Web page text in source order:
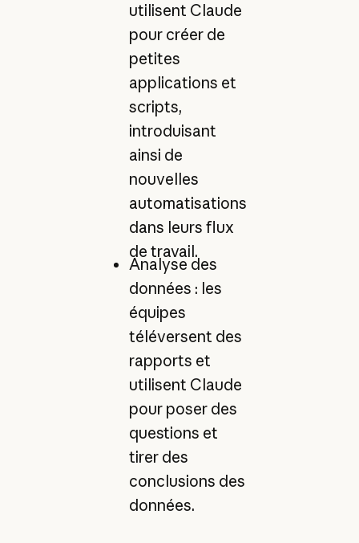
utilisent Claude
pour créer de
petites
applications et
scripts,
introduisant
ainsi de
nouvelles
automatisations
dans leurs flux
de travail.
Analyse des
données : les
équipes
téléversent des
rapports et
utilisent Claude
pour poser des
questions et
tirer des
conclusions des
données.